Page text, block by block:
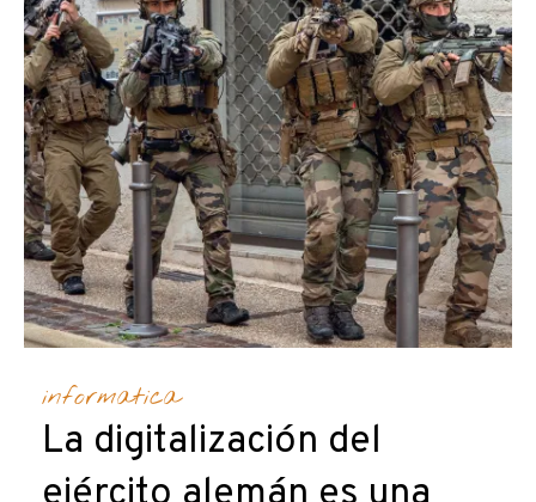
informatica
La digitalización del